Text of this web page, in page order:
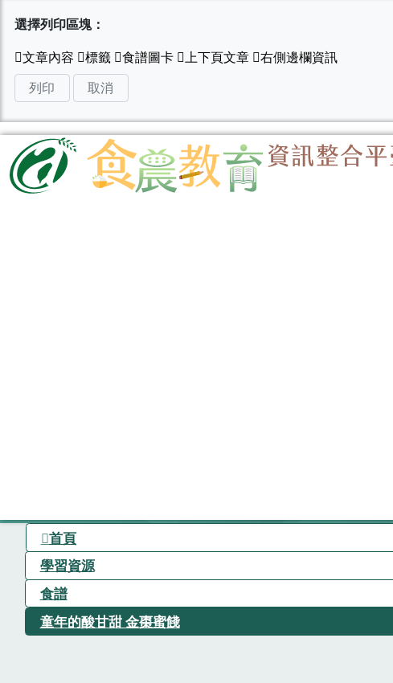
選擇列印區塊：
列印 取消
首頁
學習資源
食譜
童年的酸甘甜 金棗蜜餞